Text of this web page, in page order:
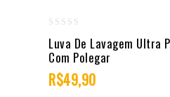
out
5
Luva De Lavagem Ultra
Com Polegar
R$49,90